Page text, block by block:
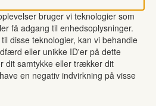
bruger vi teknologier som
få adgang til enhedsoplysninger.
disse teknologier, kan vi behandle
eller unikke ID'er på dette
dit samtykke eller trækker dit
en negativ indvirkning på visse